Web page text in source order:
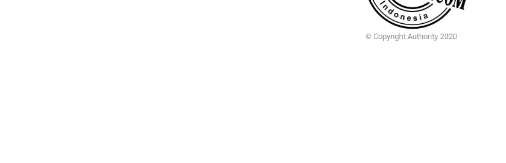
© Copyright Authority 2020